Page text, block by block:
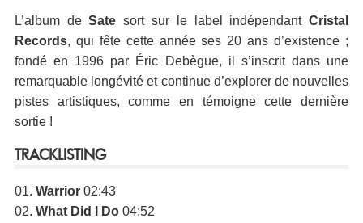
L’album deSate sort sur le label indépendantCristal
Records, qui fête cette année ses 20 ans d’existence ;
fondé en 1996 par Éric Debègue, il s’inscrit dans une
remarquable longévité et continue d’explorer de nouvelles
pistes artistiques, comme en témoigne cette dernière
sortie !
TRACKLISTING
01. Warrior02:43
02. What Did I Do04:52